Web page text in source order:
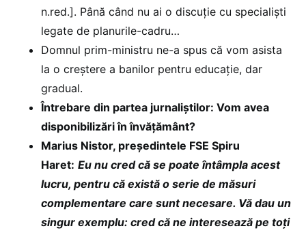
n.red.]. Până când nu ai o discuție cu specialiști
legate de planurile-cadru…
Domnul prim-ministru ne-a spus că vom asista
la o creștere a banilor pentru educație, dar
gradual.
Întrebare din partea jurnaliștilor: Vom avea
disponibilizări în învățământ?
Marius Nistor, președintele FSE Spiru
Haret: Eu nu cred că se poate întâmpla acest
lucru, pentru că există o serie de măsuri
complementare care sunt necesare. Vă dau un
singur exemplu: cred că ne interesează pe toți